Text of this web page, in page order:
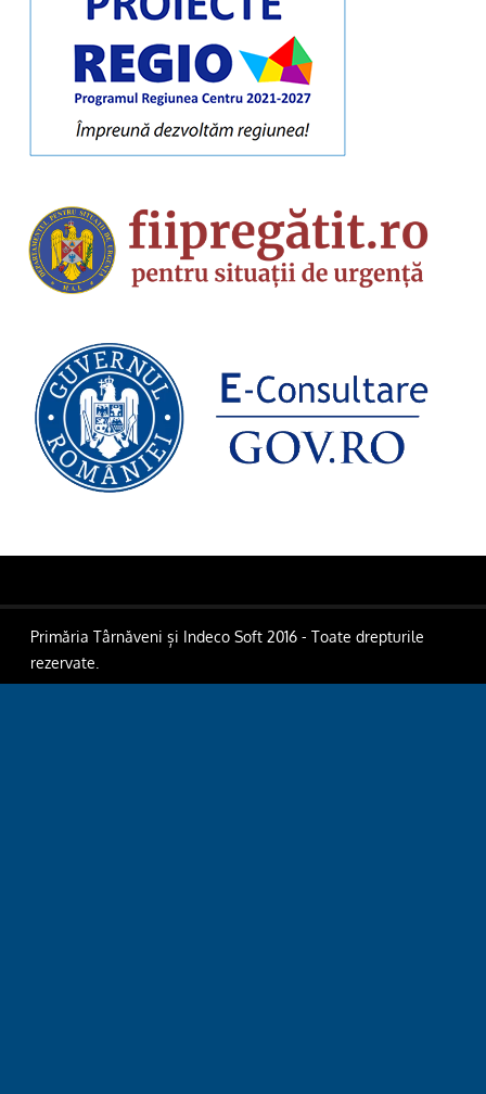
Primăria Târnăveni și Indeco Soft 2016 - Toate drepturile
rezervate.